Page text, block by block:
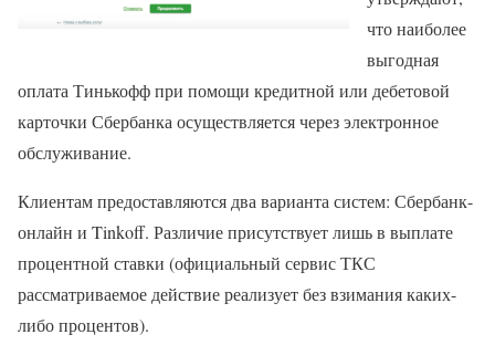
что наиболее
выгодная
оплата Тинькофф при помощи кредитной или дебетовой
карточки Сбербанка осуществляется через электронное
обслуживание.
Клиентам предоставляются два варианта систем: Сбербанк-
онлайн и Tinkoff. Различие присутствует лишь в выплате
процентной ставки (официальный сервис ТКС
рассматриваемое действие реализует без взимания каких-
либо процентов).